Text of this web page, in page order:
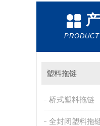
塑料拖链
桥式塑料拖链
全封闭塑料拖